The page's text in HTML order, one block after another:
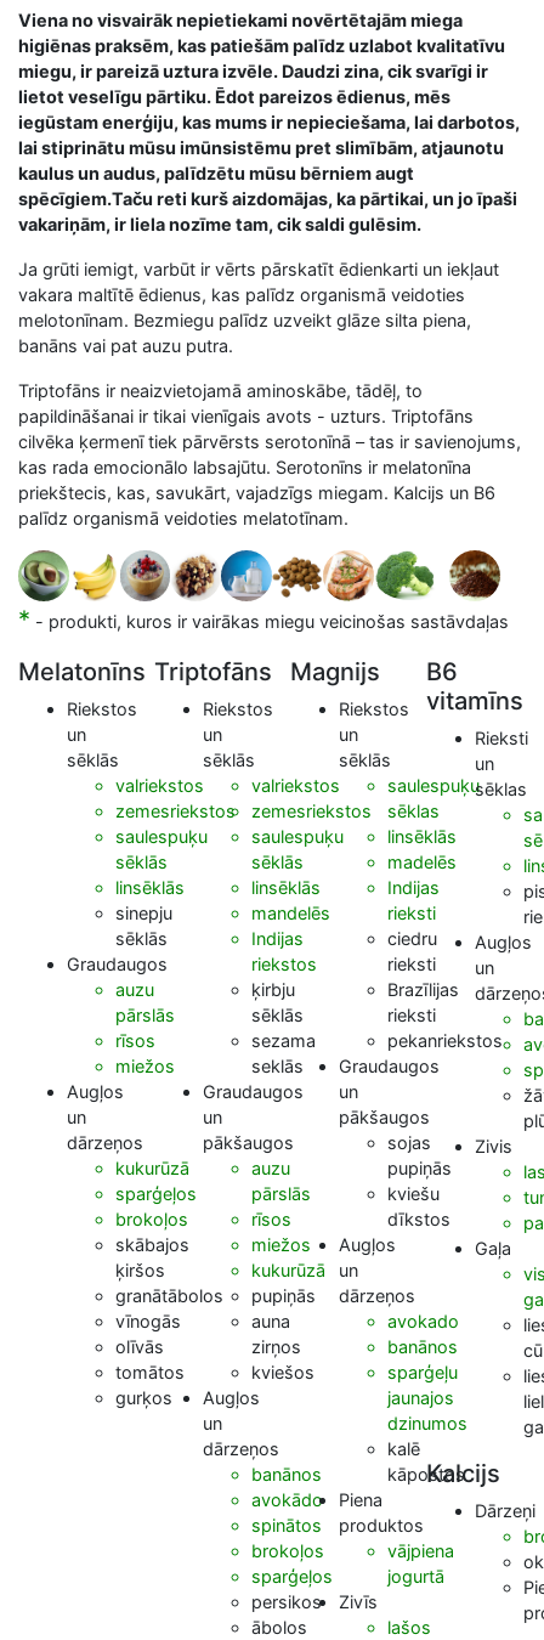
Viena no visvairāk nepietiekami novērtētajām miega
higiēnas praksēm, kas patiešām palīdz uzlabot kvalitatīvu
miegu, ir pareizā uztura izvēle. Daudzi zina, cik svarīgi ir
lietot veselīgu pārtiku. Ēdot pareizos ēdienus, mēs
iegūstam enerģiju, kas mums ir nepieciešama, lai darbotos,
lai stiprinātu mūsu imūnsistēmu pret slimībām, atjaunotu
kaulus un audus, palīdzētu mūsu bērniem augt
spēcīgiem.Taču reti kurš aizdomājas, ka pārtikai, un jo īpaši
vakariņām, ir liela nozīme tam, cik saldi gulēsim.
Ja grūti iemigt, varbūt ir vērts pārskatīt ēdienkarti un iekļaut
vakara maltītē ēdienus, kas palīdz organismā veidoties
melotonīnam. Bezmiegu palīdz uzveikt glāze silta piena,
banāns vai pat auzu putra.
Triptofāns ir neaizvietojamā aminoskābe, tādēļ, to
papildināšanai ir tikai vienīgais avots - uzturs. Triptofāns
cilvēka ķermenī tiek pārvērsts serotonīnā – tas ir savienojums,
kas rada emocionālo labsajūtu. Serotonīns ir melatonīna
priekštecis, kas, savukārt, vajadzīgs miegam. Kalcijs un B6
palīdz organismā veidoties melatotīnam.
* - produkti, kuros ir vairākas miegu veicinošas sastāvdaļas
Melatonīns
Riekstos
un
sēklās
valriekstos
zemesriekstos
saulespuķu
sēklās
linsēklās
sinepju
sēklās
Graudaugos
auzu
pārslās
rīsos
miežos
Augļos
un
dārzeņos
kukurūzā
sparģeļos
brokoļos
skābajos
ķiršos
granātābolos
vīnogās
olīvās
tomātos
gurķos
Triptofāns
Riekstos
un
sēklās
valriekstos
zemesriekstos
saulespuķu
sēklās
linsēklās
mandelēs
Indijas
riekstos
ķirbju
sēklās
sezama
seklās
Graudaugos
un
pākšaugos
auzu
pārslās
rīsos
miežos
kukurūzā
pupiņās
auna
zirņos
kviešos
Augļos
un
dārzeņos
banānos
avokādo
spinātos
brokoļos
sparģeļos
persikos
ābolos
Magnijs
Riekstos
un
sēklās
saulespuķu
sēklas
linsēklās
madelēs
Indijas
rieksti
ciedru
rieksti
Brazīlijas
rieksti
pekanriekstos
Graudaugos
un
pākšaugos
sojas
pupiņās
kviešu
dīkstos
Augļos
un
dārzeņos
avokado
banānos
sparģeļu
jaunajos
dzinumos
kalē
kāpostos
Piena
produktos
vājpiena
jogurtā
Zivīs
lašos
B6
vitamīns
Rieksti
un
sēklas
Augļos
un
Zivis
Gaļa
Kalcijs
Dārzeņi